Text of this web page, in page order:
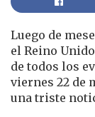
Luego de
el Reino
de todos los
viernes 22 de
una triste